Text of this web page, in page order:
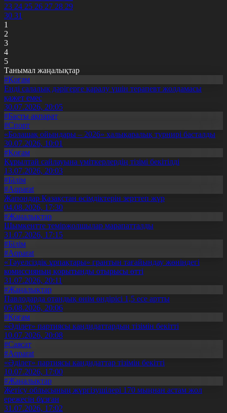
23 24 25 26 27 28 29
30 31
1
2
3
4
5
Танымал жаңалықтар
#Қоғам
Енді салалық дәрігерге қаралу үшін терапевт жолдамасы
қажет емес
30.07.2026, 20:05
#Басты ақпарат
#Спорт
«Болашақ ойындары – 2026» халықаралық турнирі басталды
30.07.2026, 10:01
#Қоғам
Құрылтай сайлауына үміткерлердің тізімі бекітілді
13.07.2026, 20:03
#Білім
#Aqparat
Жапондар Қазақстан өсімдіктерін зерттеп жүр
04.08.2026, 17:30
#Жаңалықтар
Шымкентте теміржолшылар марапатталды
31.07.2026, 17:15
#Білім
#Aqparat
«Тәуелсіздік ұрпақтары» грантын тағайындау жөніндегі
комиссияның қорытынды отырысы өтті
31.07.2026, 20:11
#Жаңалықтар
Павлодарда отандық өнім өндірісі 1,5 есе артты
05.08.2026, 20:06
#Қоғам
«Әділет» партиясы кандидаттардың тізімін бекітті
10.07.2026, 20:08
#Саясат
#Aqparat
«Әділет» партиясы кандидаттар тізімін бекітті
10.07.2026, 17:00
#Жаңалықтар
Жетісу облысының жүргізушілері 170 мыңнан астам жол
ережесін бұзған
31.07.2026, 17:02